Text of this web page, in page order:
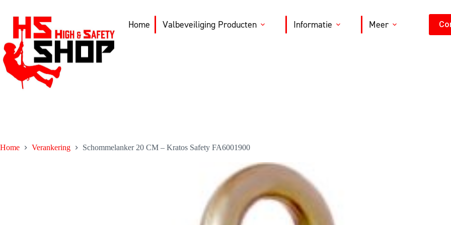
inhoud
Home Valbeveiliging Producten Informatie Meer
Home Verankering Schommelanker 20 CM – Kratos Safety FA6001900